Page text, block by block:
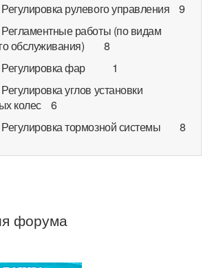
рулевого управления 9
работы (по видам
обслуживания) 8
Регулировка фар 1
углов установки
колес 6
тормозной системы 8
форума